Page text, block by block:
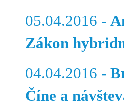
05.04.2016 -
Zákon
04.04.2016 -
Číne a